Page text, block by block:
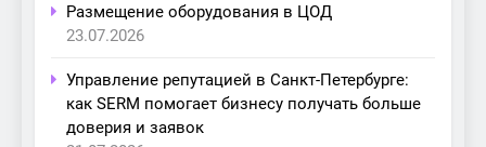
Размещение оборудования в ЦОД
23.07.2026
Управление репутацией в Санкт-Петербурге:
как SERM помогает бизнесу получать больше
доверия и заявок